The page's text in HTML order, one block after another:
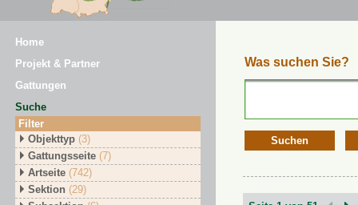
Home
Projekt & Partner
Gattungen
Suche
Filter
Objekttyp (3)
Gattungsseite (7)
Artseite (742)
Sektion (29)
Was suchen Sie?
Suchen